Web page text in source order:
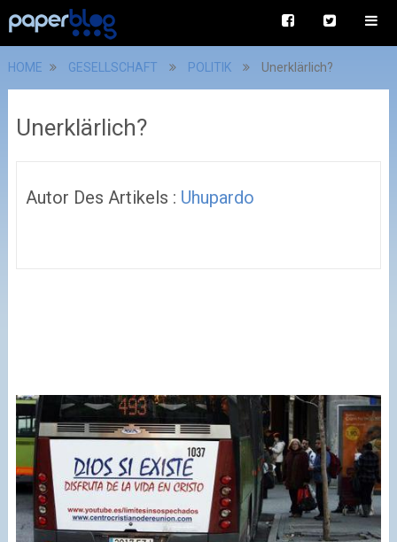
HOME GESELLSCHAFT POLITIK Unerklärlich?
Unerklärlich?
Autor Des Artikels : Uhupardo